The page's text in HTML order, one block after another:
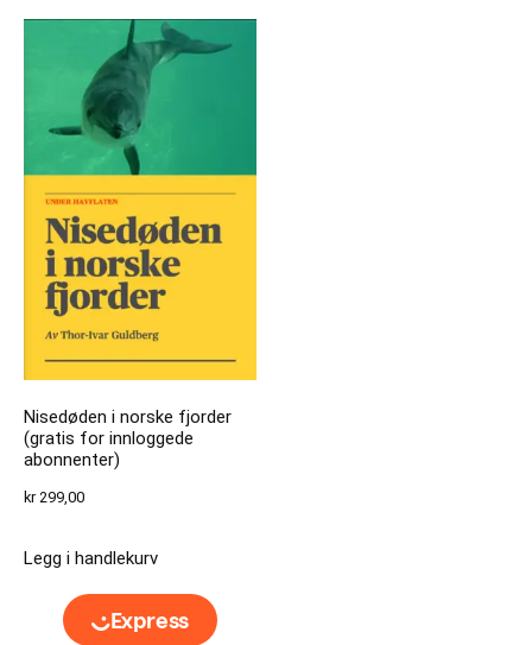
Nisedøden i norske fjorder
(gratis for innloggede
abonnenter)
kr299,00
Legg i handlekurv